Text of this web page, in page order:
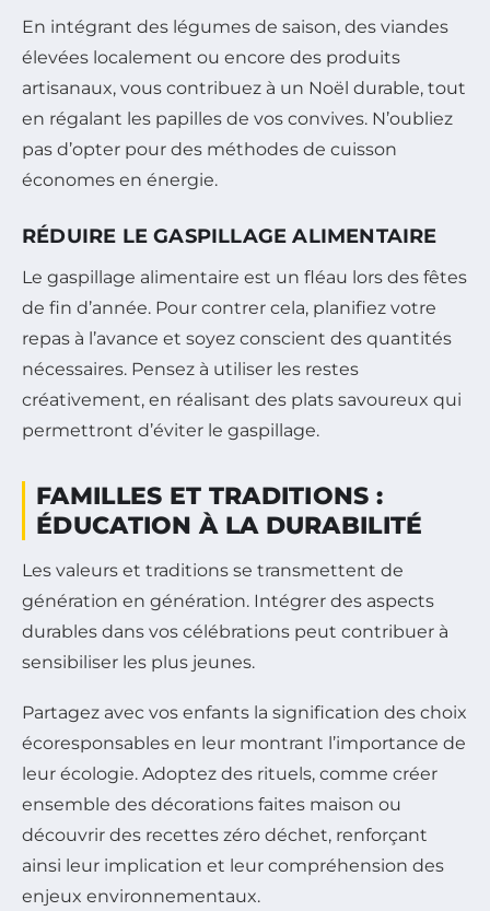
En intégrant des légumes de saison, des viandes
élevées localement ou encore des produits
artisanaux, vous contribuez à un Noël durable, tout
en régalant les papilles de vos convives. N’oubliez
pas d’opter pour des méthodes de cuisson
économes en énergie.
RÉDUIRE LE GASPILLAGE ALIMENTAIRE
Le gaspillage alimentaire est un fléau lors des fêtes
de fin d’année. Pour contrer cela, planifiez votre
repas à l’avance et soyez conscient des quantités
nécessaires. Pensez à utiliser les restes
créativement, en réalisant des plats savoureux qui
permettront d’éviter le gaspillage.
FAMILLES ET TRADITIONS :
ÉDUCATION À LA DURABILITÉ
Les valeurs et traditions se transmettent de
génération en génération. Intégrer des aspects
durables dans vos célébrations peut contribuer à
sensibiliser les plus jeunes.
Partagez avec vos enfants la signification des choix
écoresponsables en leur montrant l’importance de
leur écologie. Adoptez des rituels, comme créer
ensemble des décorations faites maison ou
découvrir des recettes zéro déchet, renforçant
ainsi leur implication et leur compréhension des
enjeux environnementaux.